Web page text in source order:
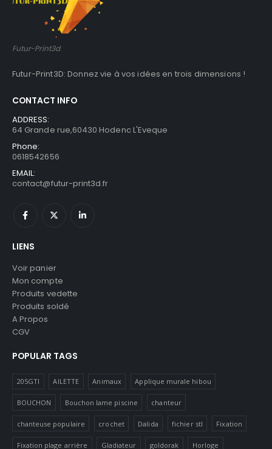
Futur-Print3d
Futur-Print3D: Donnez vie à vos idées en trois dimensions !
CONTACT INFO
ADDRESS:
64 Grande rue,60430 Hodenc L'Eveque
Phone:
0618542656
EMAIL:
contact@futur-print3d.fr
LIENS
Voir panier
Mon compte
Produits vedette
Produits soldé
A Propos
CGV
POPULAR TAGS
205GTI AILETTE Animaux Applique murale hibou
BOUCHON Bouchon lame piscine chanteur
chanteuse populaire crochet Dalida fichier stl Fixation
Fixation plage arrière Gladiateur goldorak Horloge